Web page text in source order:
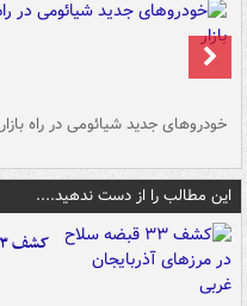
خودروهای جدید شیائومی در راه بازار
این مطالب را از دست ندهید....
کشف ۳۳ قبضه سلاح در مرزهای آذربایجان غربی